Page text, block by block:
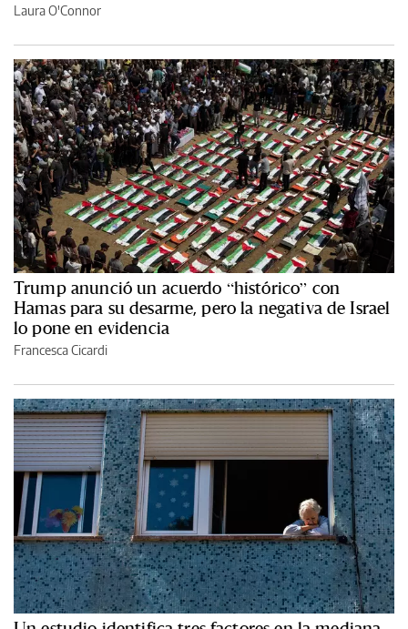
Laura O'Connor
Trump anunció un acuerdo “histórico” con
Hamas para su desarme, pero la negativa de Israel
lo pone en evidencia
Francesca Cicardi